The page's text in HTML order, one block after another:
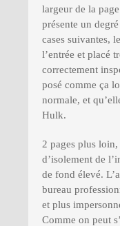
largeur de la
présente un
cases suivantes,
l’entrée et placé
correctement
posé comme ça
normale, et
Hulk.
2 pages plus loin,
d’isolement de
de fond élevé.
bureau
et plus
Comme on peut